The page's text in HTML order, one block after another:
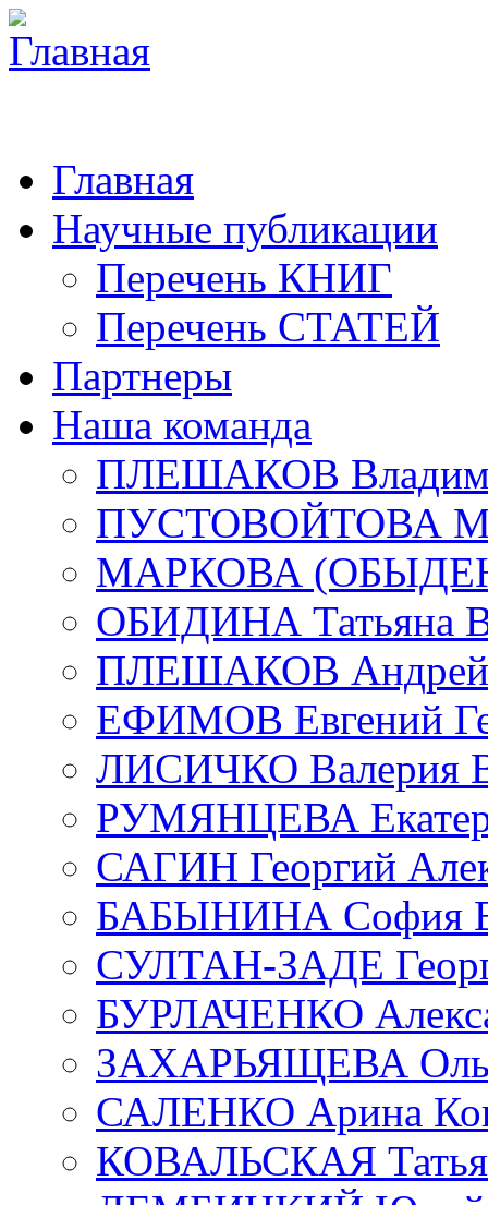
Главная
Научные публикации
Перечень КНИГ
Перечень СТАТЕЙ
Партнеры
Наша команда
ПЛЕШАКОВ
ПУСТОВОЙТОВА
МАРКОВА
ОБИДИНА Татьяна
ПЛЕШАКОВ Андрей
ЕФИМОВ Евгений
ЛИСИЧКО Валерия
РУМЯНЦЕВА
САГИН Георгий
БАБЫНИНА София
СУЛТАН-ЗАДЕ
БУРЛАЧЕНКО
ЗАХАРЬЯЩЕВА
САЛЕНКО Арина
КОВАЛЬСКАЯ